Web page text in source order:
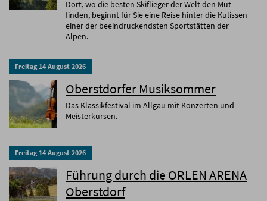
Dort, wo die besten Skiflieger der Welt den Mut
finden, beginnt für Sie eine Reise hinter die Kulissen
einer der beeindruckendsten Sportstätten der
Alpen.
Freitag 14 August 2026
Oberstdorfer Musiksommer
Das Klassikfestival im Allgäu mit Konzerten und
Meisterkursen.
Freitag 14 August 2026
Führung durch die ORLEN ARENA
Oberstdorf